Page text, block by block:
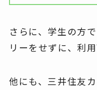
さらに、学生の方
リーをせずに、利
他にも、三井住友